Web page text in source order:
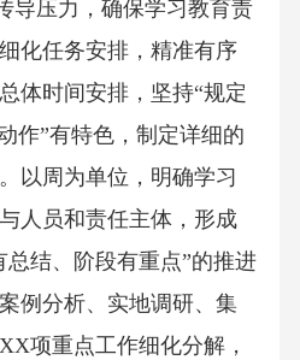
导压力，确保学习教育责
化任务安排，精准有序
体时间安排，坚持“规定
作”有特色，制定详细的
以周为单位，明确学习
人员和责任主体，形成
总结、阶段有重点”的推进
例分析、实地调研、集
项重点工作细化分解，